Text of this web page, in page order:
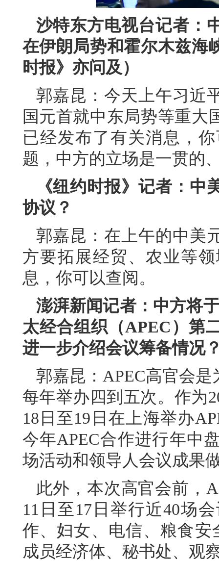
沙特东方电视台记者：
在伊朗局势和霍尔木兹海
时报》亦问及）
郭嘉昆：今天上午习近
国元首就中东局势等重大
已经发布了有关消息，
题，中方的立场是一贯的
《纽约时报》记者：
协议？
郭嘉昆：在上午的中美
方要拓展经贸、农业等
息，你可以查阅。
澎湃新闻记者：中方将
太经合组织（APEC）第
进一步介绍会议筹备情况
郭嘉昆：APEC高官会
每年举办四到五次。作为
18日至19日在上海举办
今年APEC合作进行年中
场活动和领导人会议成果
此外，本次高官会前，
11日至17日举行近40场
作、妇女、电信、粮食安
成员经济体、秘书处、观